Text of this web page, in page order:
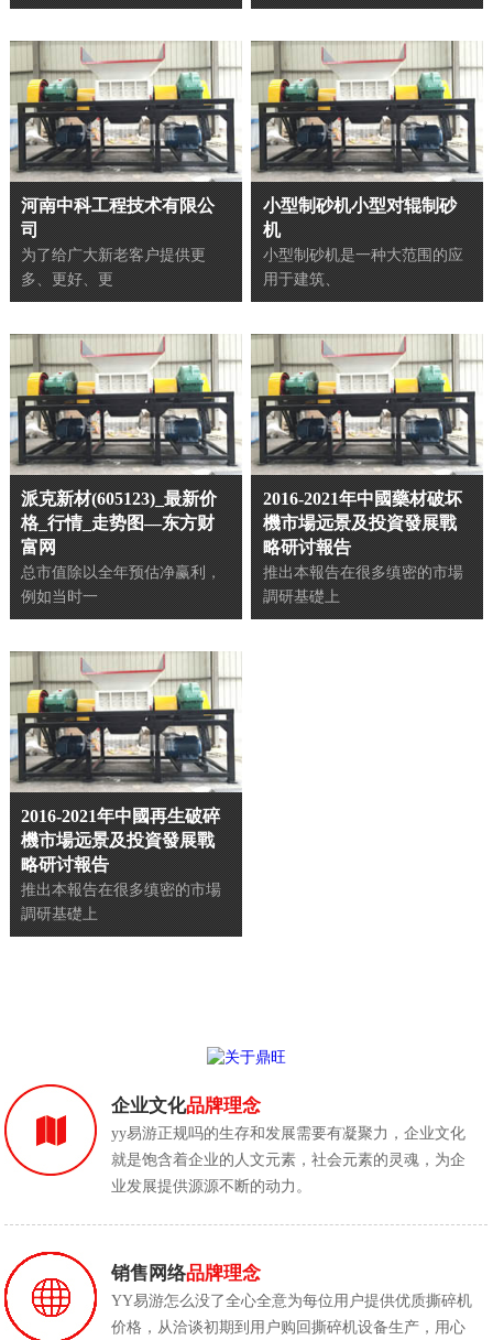
河南中科工程技术有限公
司
为了给广大新老客户提供更
多、更好、更
小型制砂机小型对辊制砂
机
小型制砂机是一种大范围的应
用于建筑、
派克新材(605123)_最新价
格_行情_走势图—东方财
富网
总市值除以全年预估净赢利，
例如当时一
2016-2021年中國藥材破坏
機市場远景及投資發展戰
略研讨報告
推出本報告在很多缜密的市場
調研基礎上
2016-2021年中國再生破碎
機市場远景及投資發展戰
略研讨報告
推出本報告在很多缜密的市場
調研基礎上
企业文化品牌理念
yy易游正规吗的生存和发展需要有凝聚力，企业文化
就是饱含着企业的人文元素，社会元素的灵魂，为企
业发展提供源源不断的动力。
销售网络品牌理念
YY易游怎么没了全心全意为每位用户提供优质撕碎机
价格，从洽谈初期到用户购回撕碎机设备生产，用心